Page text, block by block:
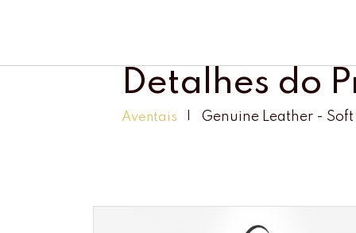
Detalhes do
Aventais Genuine Leather - Soft